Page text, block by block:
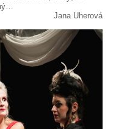
Jana Uherová